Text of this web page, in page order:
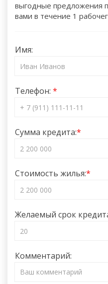
выгодные предложения
вами в течение 1
Имя:
Телефон:
Сумма кредита:
Стоимость жилья:
Желаемый срок
Комментарий: